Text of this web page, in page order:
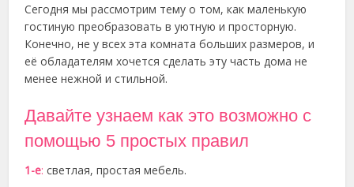
Сегодня мы рассмотрим тему о том, как маленькую
гостиную преобразовать в уютную и просторную.
Конечно, не у всех эта комната больших размеров, и
её обладателям хочется сделать эту часть дома не
менее нежной и стильной.
Давайте узнаем как это возможно с
помощью 5 простых правил
1-е: светлая, простая мебель.